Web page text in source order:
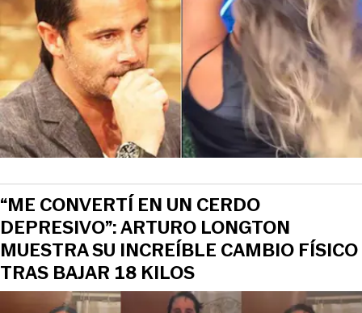
“ME CONVERTÍ EN UN CERDO
DEPRESIVO”: ARTURO LONGTON
MUESTRA SU INCREÍBLE CAMBIO FÍSICO
TRAS BAJAR 18 KILOS